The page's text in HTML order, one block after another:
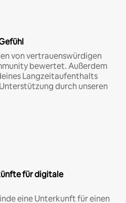
von vertrauenswürdigen
bewertet. Außerdem
Langzeitaufenthalts
durch unseren
für digitale
eine Unterkunft für einen